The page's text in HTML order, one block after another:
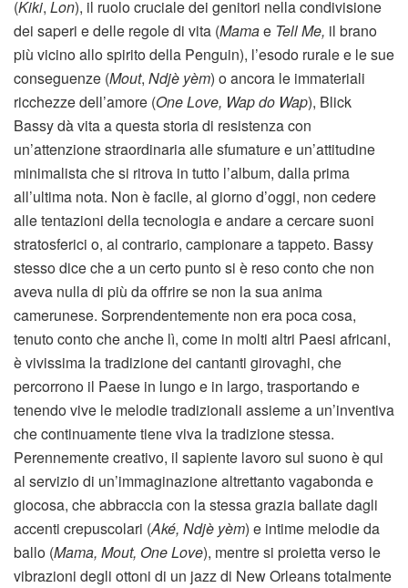
(Kiki, Lon), il ruolo cruciale dei genitori nella condivisione
dei saperi e delle regole di vita (Mamae Tell Me, il brano
più vicino allo spirito della Penguin), l’esodo rurale e le sue
conseguenze (Mout, Ndjè yèm) o ancora le immateriali
ricchezze dell’amore (One Love, Wap do Wap), Blick
Bassy dà vita a questa storia di resistenza con
un’attenzione straordinaria alle sfumature e un’attitudine
minimalista che si ritrova in tutto l’album, dalla prima
all’ultima nota. Non è facile, al giorno d’oggi, non cedere
alle tentazioni della tecnologia e andare a cercare suoni
stratosferici o, al contrario, campionare a tappeto. Bassy
stesso dice che a un certo punto si è reso conto che non
aveva nulla di più da offrire se non la sua anima
camerunese. Sorprendentemente non era poca cosa,
tenuto conto che anche lì, come in molti altri Paesi africani,
è vivissima la tradizione dei cantanti girovaghi, che
percorrono il Paese in lungo e in largo, trasportando e
tenendo vive le melodie tradizionali assieme a un’inventiva
che continuamente tiene viva la tradizione stessa.
Perennemente creativo, il sapiente lavoro sul suono è qui
al servizio di un’immaginazione altrettanto vagabonda e
giocosa, che abbraccia con la stessa grazia ballate dagli
accenti crepuscolari (Aké, Ndjè yèm) e intime melodie da
ballo (Mama, Mout, One Love), mentre si proietta verso le
vibrazioni degli ottoni di un jazz di New Orleans totalmente